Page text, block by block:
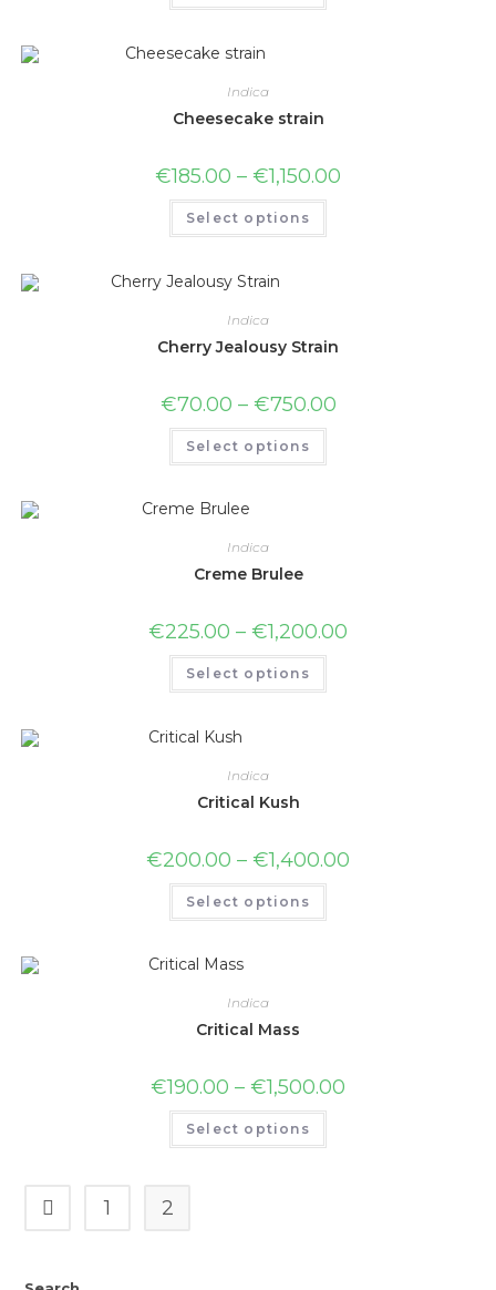
Indica
Cheesecake strain
€185.00 – €1,150.00
Select options
Indica
Cherry Jealousy Strain
€70.00 – €750.00
Select options
Indica
Creme Brulee
€225.00 – €1,200.00
Select options
Indica
Critical Kush
€200.00 – €1,400.00
Select options
Indica
Critical Mass
€190.00 – €1,500.00
Select options
1 2